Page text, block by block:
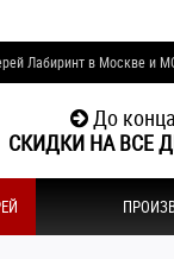
Лабиринт в Москве и
До
СКИДКИ НА ВСЕ